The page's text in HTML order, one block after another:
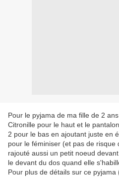
Pour le pyjama de ma fille de 2
Citronille pour le haut et le
2 pour le bas en ajoutant juste en
pour le féminiser (et pas de
rajouté aussi un petit noeud
le devant du dos quand elle
Pour plus de détails sur ce